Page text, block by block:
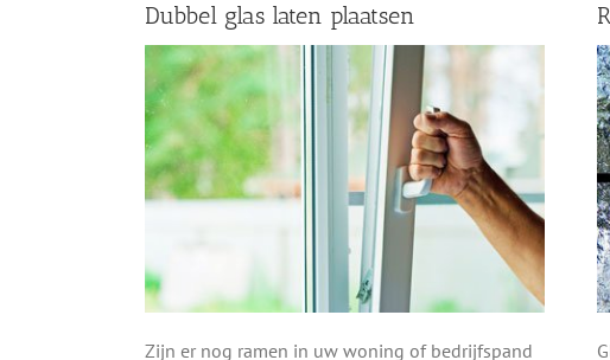
Dubbel glas laten plaatsen
Zijn er nog ramen in uw woning of bedrijfspand